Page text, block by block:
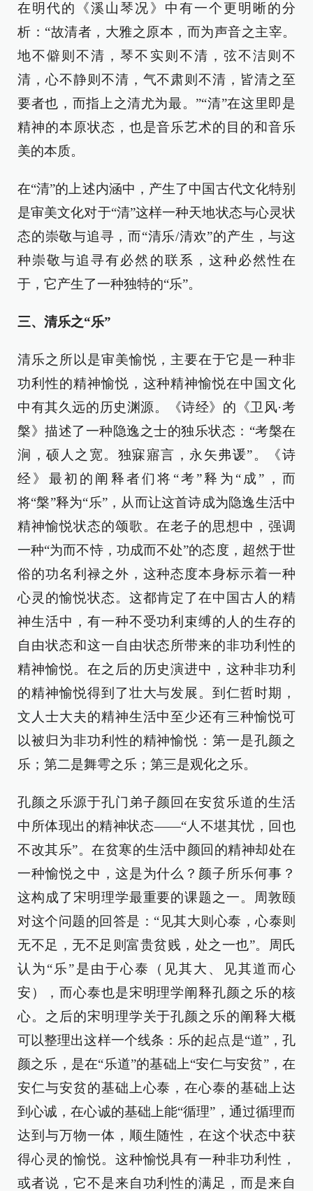
在明代的《溪山琴况》中有一个更明晰的分
析：“故清者，大雅之原本，而为声音之主宰。
地不僻则不清，琴不实则不清，弦不洁则不
清，心不静则不清，气不肃则不清，皆清之至
要者也，而指上之清尤为最。”“清”在这里即是
精神的本原状态，也是音乐艺术的目的和音乐
美的本质。
在“清”的上述内涵中，产生了中国古代文化特别
是审美文化对于“清”这样一种天地状态与心灵状
态的崇敬与追寻，而“清乐/清欢”的产生，与这
种崇敬与追寻有必然的联系，这种必然性在
于，它产生了一种独特的“乐”。
三、清乐之“乐”
清乐之所以是审美愉悦，主要在于它是一种非
功利性的精神愉悦，这种精神愉悦在中国文化
中有其久远的历史渊源。《诗经》的《卫风·考
槃》描述了一种隐逸之士的独乐状态：“考槃在
涧，硕人之宽。独寐寤言，永矢弗谖”。《诗
经》最初的阐释者们将“考”释为“成”，而
将“槃”释为“乐”，从而让这首诗成为隐逸生活中
精神愉悦状态的颂歌。在老子的思想中，强调
一种“为而不恃，功成而不处”的态度，超然于世
俗的功名利禄之外，这种态度本身标示着一种
心灵的愉悦状态。这都肯定了在中国古人的精
神生活中，有一种不受功利束缚的人的生存的
自由状态和这一自由状态所带来的非功利性的
精神愉悦。在之后的历史演进中，这种非功利
的精神愉悦得到了壮大与发展。到仁哲时期，
文人士大夫的精神生活中至少还有三种愉悦可
以被归为非功利性的精神愉悦：第一是孔颜之
乐；第二是舞雩之乐；第三是观化之乐。
孔颜之乐源于孔门弟子颜回在安贫乐道的生活
中所体现出的精神状态——“人不堪其忧，回也
不改其乐”。在贫寒的生活中颜回的精神却处在
一种愉悦之中，这是为什么？颜子所乐何事？
这构成了宋明理学最重要的课题之一。周敦颐
对这个问题的回答是：“见其大则心泰，心泰则
无不足，无不足则富贵贫贱，处之一也”。周氏
认为“乐”是由于心泰（见其大、见其道而心
安），而心泰也是宋明理学阐释孔颜之乐的核
心。之后的宋明理学关于孔颜之乐的阐释大概
可以整理出这样一个线条：乐的起点是“道”，孔
颜之乐，是在“乐道”的基础上“安仁与安贫”，在
安仁与安贫的基础上心泰，在心泰的基础上达
到心诚，在心诚的基础上能“循理”，通过循理而
达到与万物一体，顺生随性，在这个状态中获
得心灵的愉悦。这种愉悦具有一种非功利性，
或者说，它不是来自功利性的满足，而是来自